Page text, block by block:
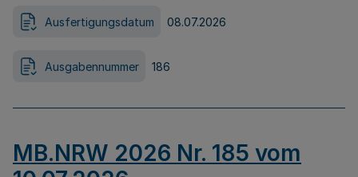
Ausfertigungsdatum 08.07.2026
Ausgabennummer 186
MB.NRW 2026 Nr. 185 vom